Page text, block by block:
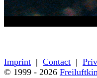
Imprint | Contact |
© 1999 - 2026